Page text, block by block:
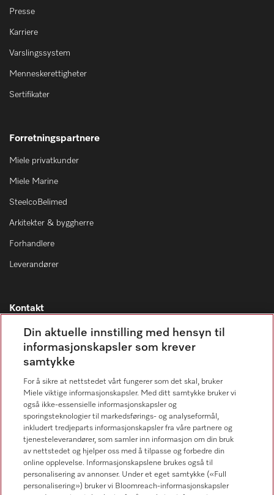
Presse
Karriere
Varslingssystem
Menneskerettigheter
Sertifikater
Forretningspartnere
Miele privatkunder
Miele Marine
SteelcoBelimed
Arkitekter & byggherre
Forhandlere
Leverandører
Kontakt
Kontaktoversikt
Miele Professional Service
67 17 34 40
Forbrukerkontakt
67 17 31 00
Forhandlersøk
Din aktuelle innstilling med hensyn til
informasjonskapsler som krever
samtykke
For å sikre at nettstedet vårt fungerer som det skal, bruker
Miele viktige informasjonskapsler. Med ditt samtykke bruker vi
også ikke-essensielle informasjonskapsler og
sporingsteknologier til markedsførings- og analyseformål,
inkludert tredjeparts informasjonskapsler fra våre partnere og
tjenesteleverandører, som samler inn informasjon om din bruk
av nettstedet og hjelper oss med å tilpasse og forbedre din
online opplevelse. Informasjonskapslene brukes også til
personalisering av annonser. Under et eget samtykke («Full
personalisering») bruker vi Bloomreach-informasjonskapsler